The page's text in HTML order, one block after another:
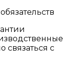
связаться с